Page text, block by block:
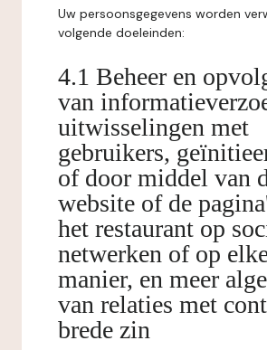
Uw persoonsgegevens worden
volgende doeleinden:
4.1 Beheer en
van
uitwisselingen met
gebruikers,
of door middel van
website of de
het restaurant op
netwerken of op
manier, en meer
van relaties met
brede zin